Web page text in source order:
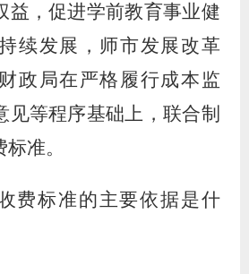
益，促进学前教育事业健
续发展，师市发展改革
政局在严格履行成本监
见等程序基础上，联合制
准。
费标准的主要依据是什